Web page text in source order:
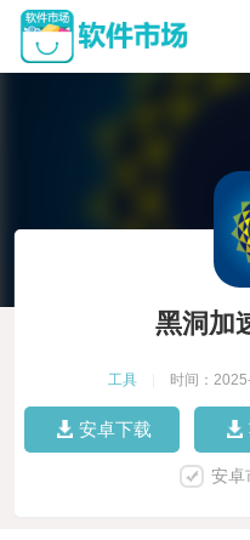
黑洞加
工具 时间：
安卓下载
安卓